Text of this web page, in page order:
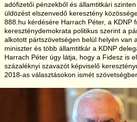
adófizetői pénzekből és államtitkári
üldözést elszenvedő keresztény
888.hu kérdésére Harrach Péter, a KDNP
kereszténydemokrata politikus szerint a
alkotott pártszövetségen belül helyén van
miniszter és több államtitkár a KDNP
Harrach Péter úgy látja, hogy a Fidesz is
százaléknyi szavazót képviselő
2018-as választásokon ismét